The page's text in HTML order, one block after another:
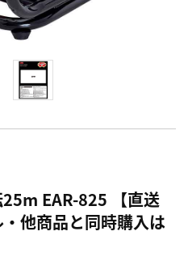
EAR-825 【直送
他商品と同時購入は